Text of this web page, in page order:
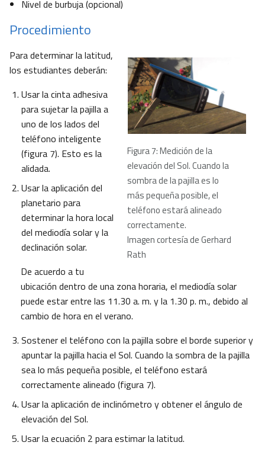
Nivel de burbuja (opcional)
Procedimiento
Figura 7: Medición de la
elevación del Sol. Cuando la
sombra de la pajilla es lo
más pequeña posible, el
teléfono estará alineado
correctamente.
Imagen cortesía de Gerhard
Rath
Para determinar la latitud,
los estudiantes deberán:
Usar la cinta adhesiva
para sujetar la pajilla a
uno de los lados del
teléfono inteligente
(figura 7). Esto es la
alidada.
Usar la aplicación del
planetario para
determinar la hora local
del mediodía solar y la
declinación solar.
De acuerdo a tu
ubicación dentro de una zona horaria, el mediodía solar
puede estar entre las 11.30 a. m. y la 1.30 p. m., debido al
cambio de hora en el verano.
Sostener el teléfono con la pajilla sobre el borde superior y
apuntar la pajilla hacia el Sol. Cuando la sombra de la pajilla
sea lo más pequeña posible, el teléfono estará
correctamente alineado (figura 7).
Usar la aplicación de inclinómetro y obtener el ángulo de
elevación del Sol.
Usar la ecuación 2 para estimar la latitud.